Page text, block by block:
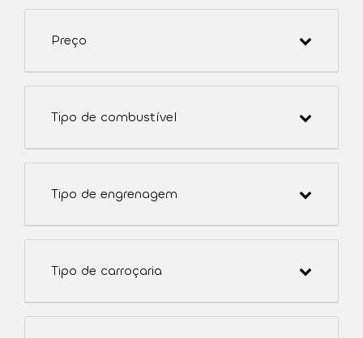
Preço
Tipo de combustível
Tipo de engrenagem
Tipo de carroçaria